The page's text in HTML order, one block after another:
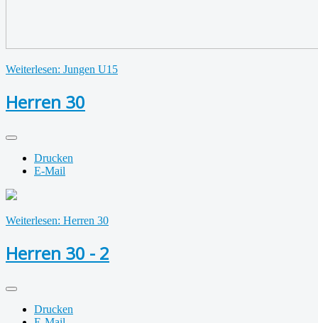
Weiterlesen: Jungen U15
Herren 30
Drucken
E-Mail
Weiterlesen: Herren 30
Herren 30 - 2
Drucken